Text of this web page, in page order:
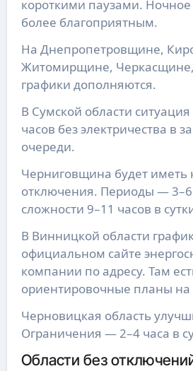
короткими паузами.
более благоприятным.
На Днепропетровщине,
Житомирщине,
графики дополняются.
В Сумской области
часов без электричества в
очереди.
Черниговщина будет
отключения. Периоды —
сложности 9–11 часов в
В Винницкой области
официальном сайте
компании по адресу. Там
ориентировочные планы
Черновицкая область
Ограничения — 2–4 часа в
Области без